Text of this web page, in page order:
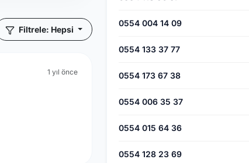
Filtrele: Hepsi
1 yıl önce
0554 004 14 09
0554 133 37 77
0554 173 67 38
0554 006 35 37
0554 015 64 36
0554 128 23 69